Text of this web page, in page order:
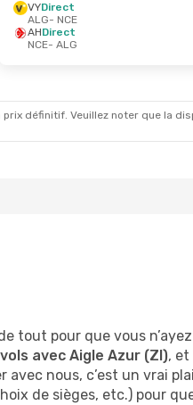
VYDirect
ALG- NCE
AHDirect
NCE- ALG
définitif. Veuillez noter que la
tout pour que vous
avec Aigle Azur (ZI), et
nous, c’est un vrai
de sièges, etc.) pour